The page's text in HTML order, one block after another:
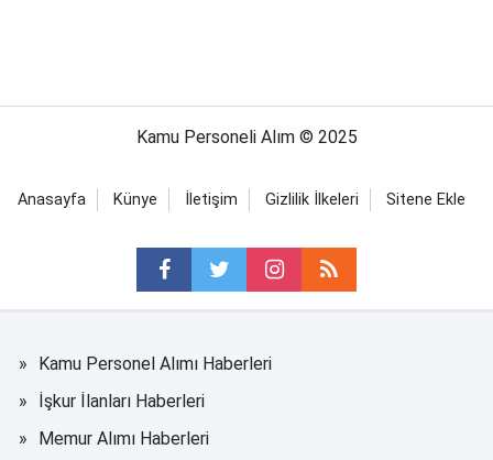
Kamu Personeli Alım © 2025
Anasayfa Künye İletişim Gizlilik İlkeleri Sitene Ekle
Kamu Personel Alımı Haberleri
İşkur İlanları Haberleri
Memur Alımı Haberleri